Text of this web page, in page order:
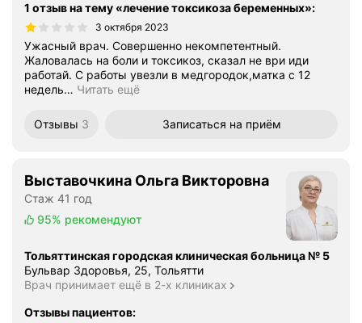
1 отзыв на тему «лечение токсикоза беременных»:
3 октября 2023
Ужасный врач. Совершенно некомпетентный.
Жаловалась на боли и токсикоз, сказал не ври иди
работай. С работы увезли в медгородок,матка с 12
недель… Читать ещё
Отзывы 3 Записаться на приём
Выставочкина Ольга Викторовна
Стаж 41 год
95% рекомендуют
Тольяттинская городская клиническая больница № 5
Бульвар Здоровья, 25, Тольятти
Врач принимает ещё в 2-х клиниках
Отзывы пациентов: